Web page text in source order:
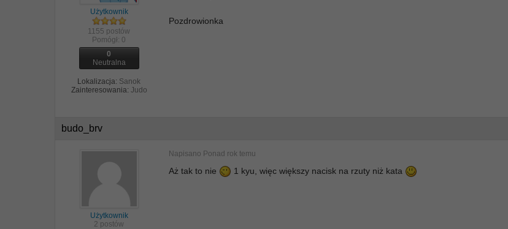
Użytkownik
1155 postów
Pomógł: 0
0
Neutralna
Lokalizacja: Sanok
Zainteresowania: Judo
Pozdrowionka
budo_brv
Użytkownik
2 postów
Napisano Ponad rok temu
Aż tak to nie 1 kyu, więc większy nacisk na rzuty niż kata